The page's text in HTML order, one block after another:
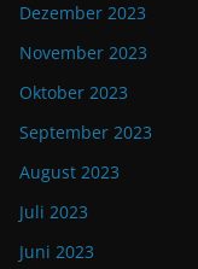
Dezember 2023
November 2023
Oktober 2023
September 2023
August 2023
Juli 2023
Juni 2023